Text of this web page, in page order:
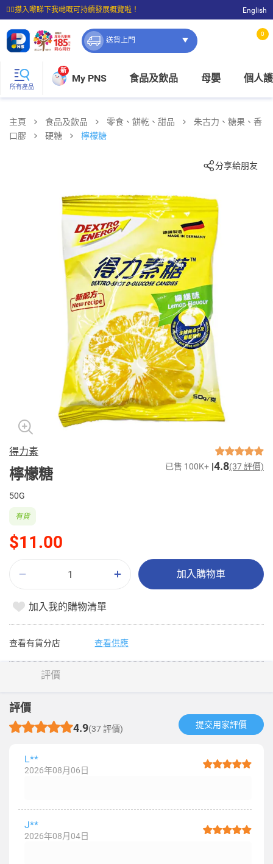
☝🏼㩒入嚟睇下我哋嘅可持續發展概覽啦！
⭐購物滿$399即享免費送貨；滿$100即可免費店取。
English
送貨上門
0
所有產品
新
My PNS 食品及飲品 母嬰 個人
主頁 食品及飲品 零食、餅乾、甜品
朱古力、糖果、香
口膠
硬糖 檸檬糖
分享給朋友
得力素
檸檬糖 已售 100K+ 4.8(37 評價)
50G
$11.00
有貨
加入購物車
加入我的購物清單
查看有貨分店 查看供應
評價
評價
4.9(37 評價) 提交用家評價​
L**
2026年08月06日
J**
2026年08月04日